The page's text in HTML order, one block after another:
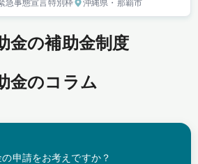
急事態宣言特別枠 沖縄県 ・那覇市
金の補助金制度
金のコラム
申請をお考えですか？